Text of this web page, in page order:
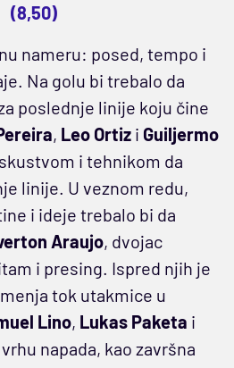
(8,50)
nameru: posed, tempo i
Na golu bi trebalo da
poslednje linije koju čine
, Leo Ortiz i Guiljermo
i tehnikom da
linije. U veznom redu,
i ideje trebalo bi da
Araujo, dvojac
i presing. Ispred njih je
tok utakmice u
Lino, Lukas Paketa i
napada, kao završna